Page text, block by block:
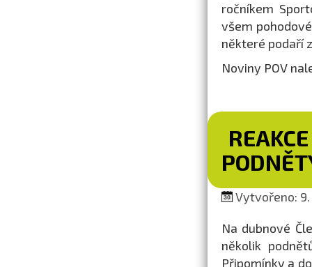
ročníkem
všem
některé podaří
Noviny POV
Vytvořeno: 9.
Na dubnové
několik
Připomínky a